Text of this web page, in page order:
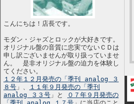
こんにちは！店長です。
モダン・ジャズとロックが大好きです。
オリジナル盤の音質に忠実でないＣＤは
申し訳ございませんが取り扱っていませ
ん。 是非オリジナル盤の迫力を体験し
てください。
１２年１２月発売の「季刊 analog ３
８号 」、
１１年９月発売の「季刊
analog ３３号 」と
０７年９月発売の